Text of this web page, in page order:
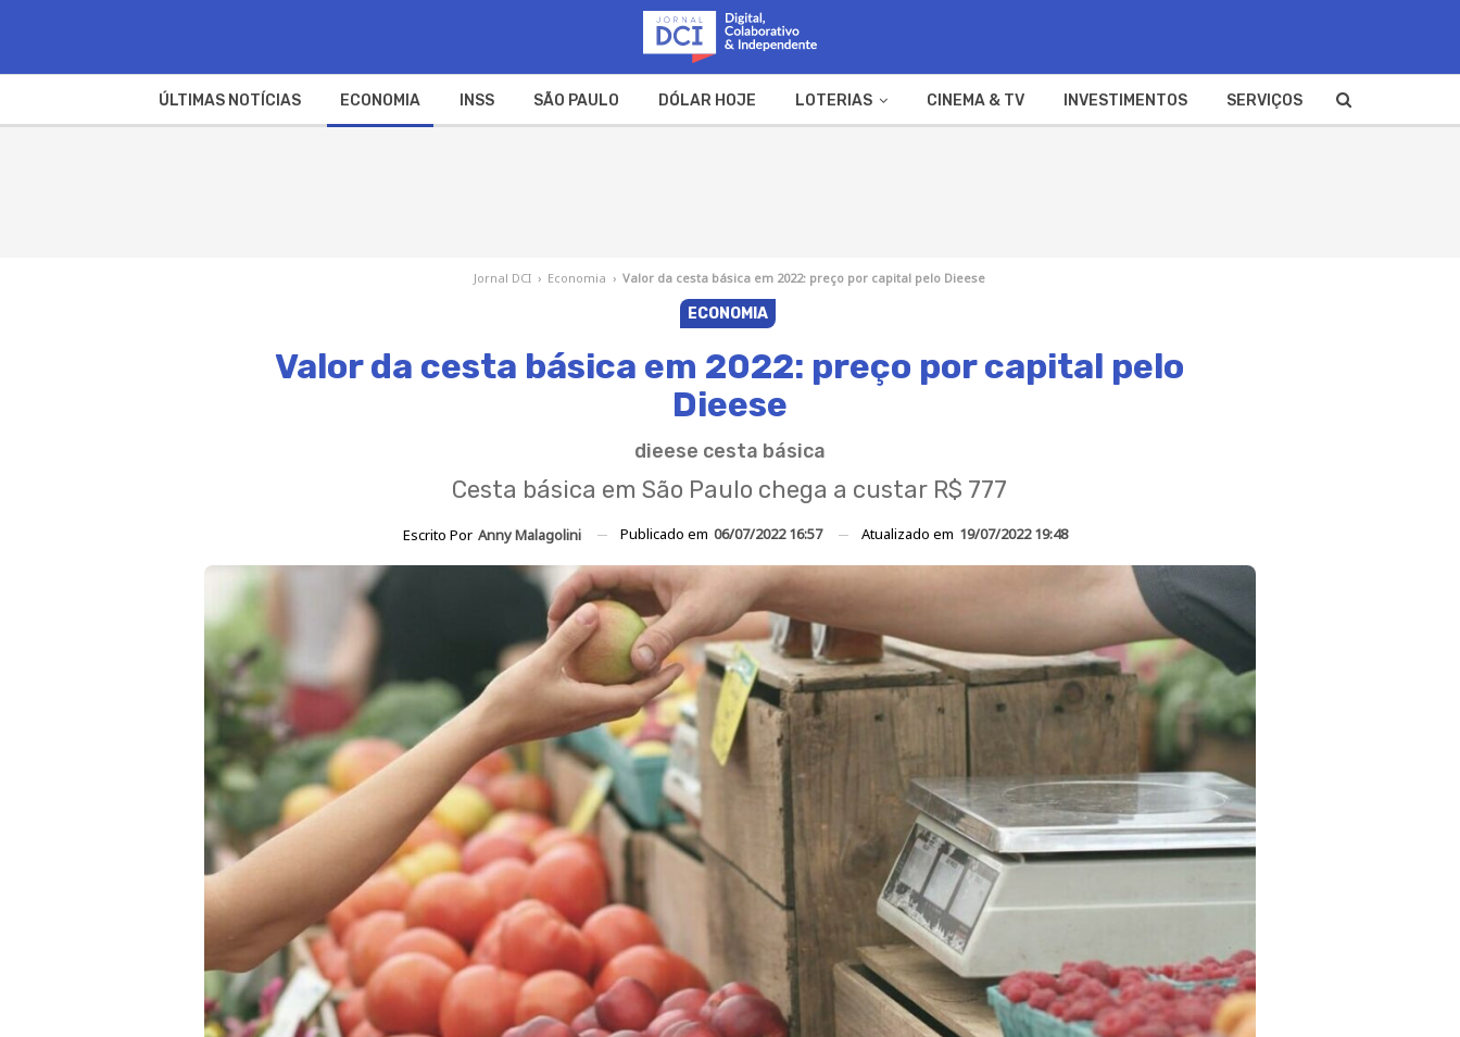
ÚLTIMAS NOTÍCIAS ECONOMIA INSS SÃO PAULO DÓLAR HOJE LOTERIAS CINEMA & TV INVESTIMENTOS SERVIÇOS
Jornal DCI › Economia › Valor da cesta básica em 2022: preço por capital pelo Dieese
ECONOMIA
Valor da cesta básica em 2022: preço por capital pelo
Dieese
dieese cesta básica
Cesta básica em São Paulo chega a custar R$ 777
Escrito Por Anny Malagolini Publicado em 06/07/2022 16:57 Atualizado em 19/07/2022 19:48